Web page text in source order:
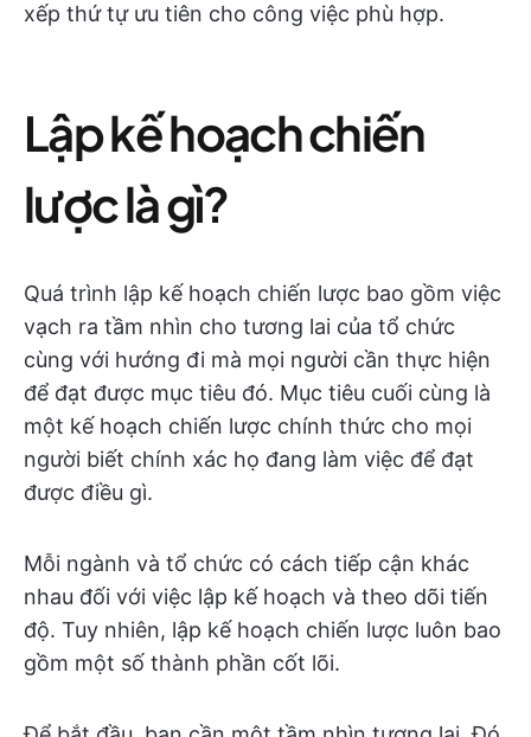
xếp thứ tự ưu tiên cho công việc phù hợp.
Lập kế hoạch chiến
lược là gì?
Quá trình lập kế hoạch chiến lược bao gồm việc
vạch ra tầm nhìn cho tương lai của tổ chức
cùng với hướng đi mà mọi người cần thực hiện
để đạt được mục tiêu đó. Mục tiêu cuối cùng là
một kế hoạch chiến lược chính thức cho mọi
người biết chính xác họ đang làm việc để đạt
được điều gì.
Mỗi ngành và tổ chức có cách tiếp cận khác
nhau đối với việc lập kế hoạch và theo dõi tiến
độ. Tuy nhiên, lập kế hoạch chiến lược luôn bao
gồm một số thành phần cốt lõi.